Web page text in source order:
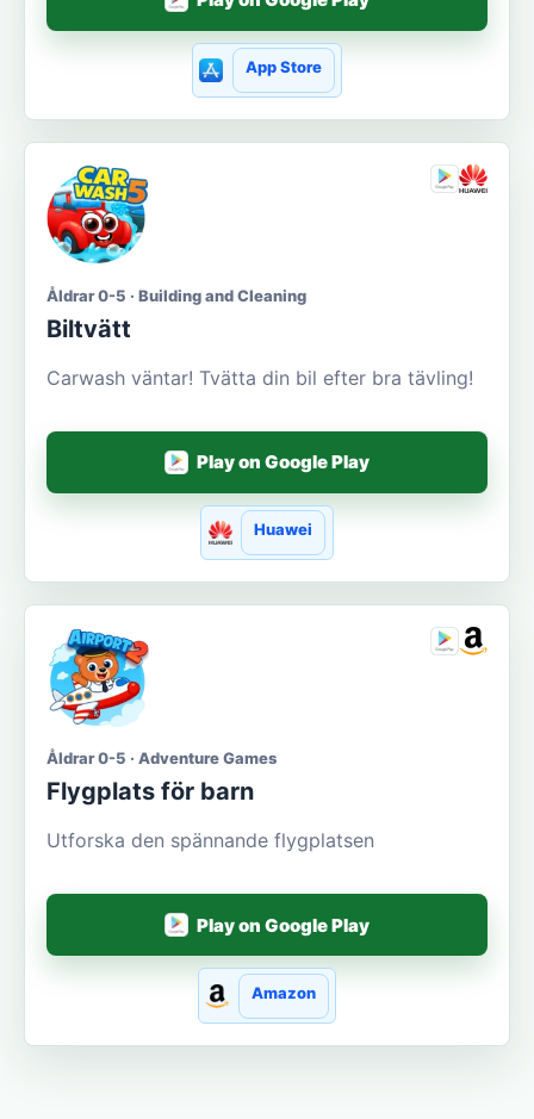
App Store
Åldrar 0-5 · Building and Cleaning
Biltvätt
Carwash väntar! Tvätta din bil efter bra tävling!
Play on Google Play
Huawei
Åldrar 0-5 · Adventure Games
Flygplats för barn
Utforska den spännande flygplatsen
Play on Google Play
Amazon